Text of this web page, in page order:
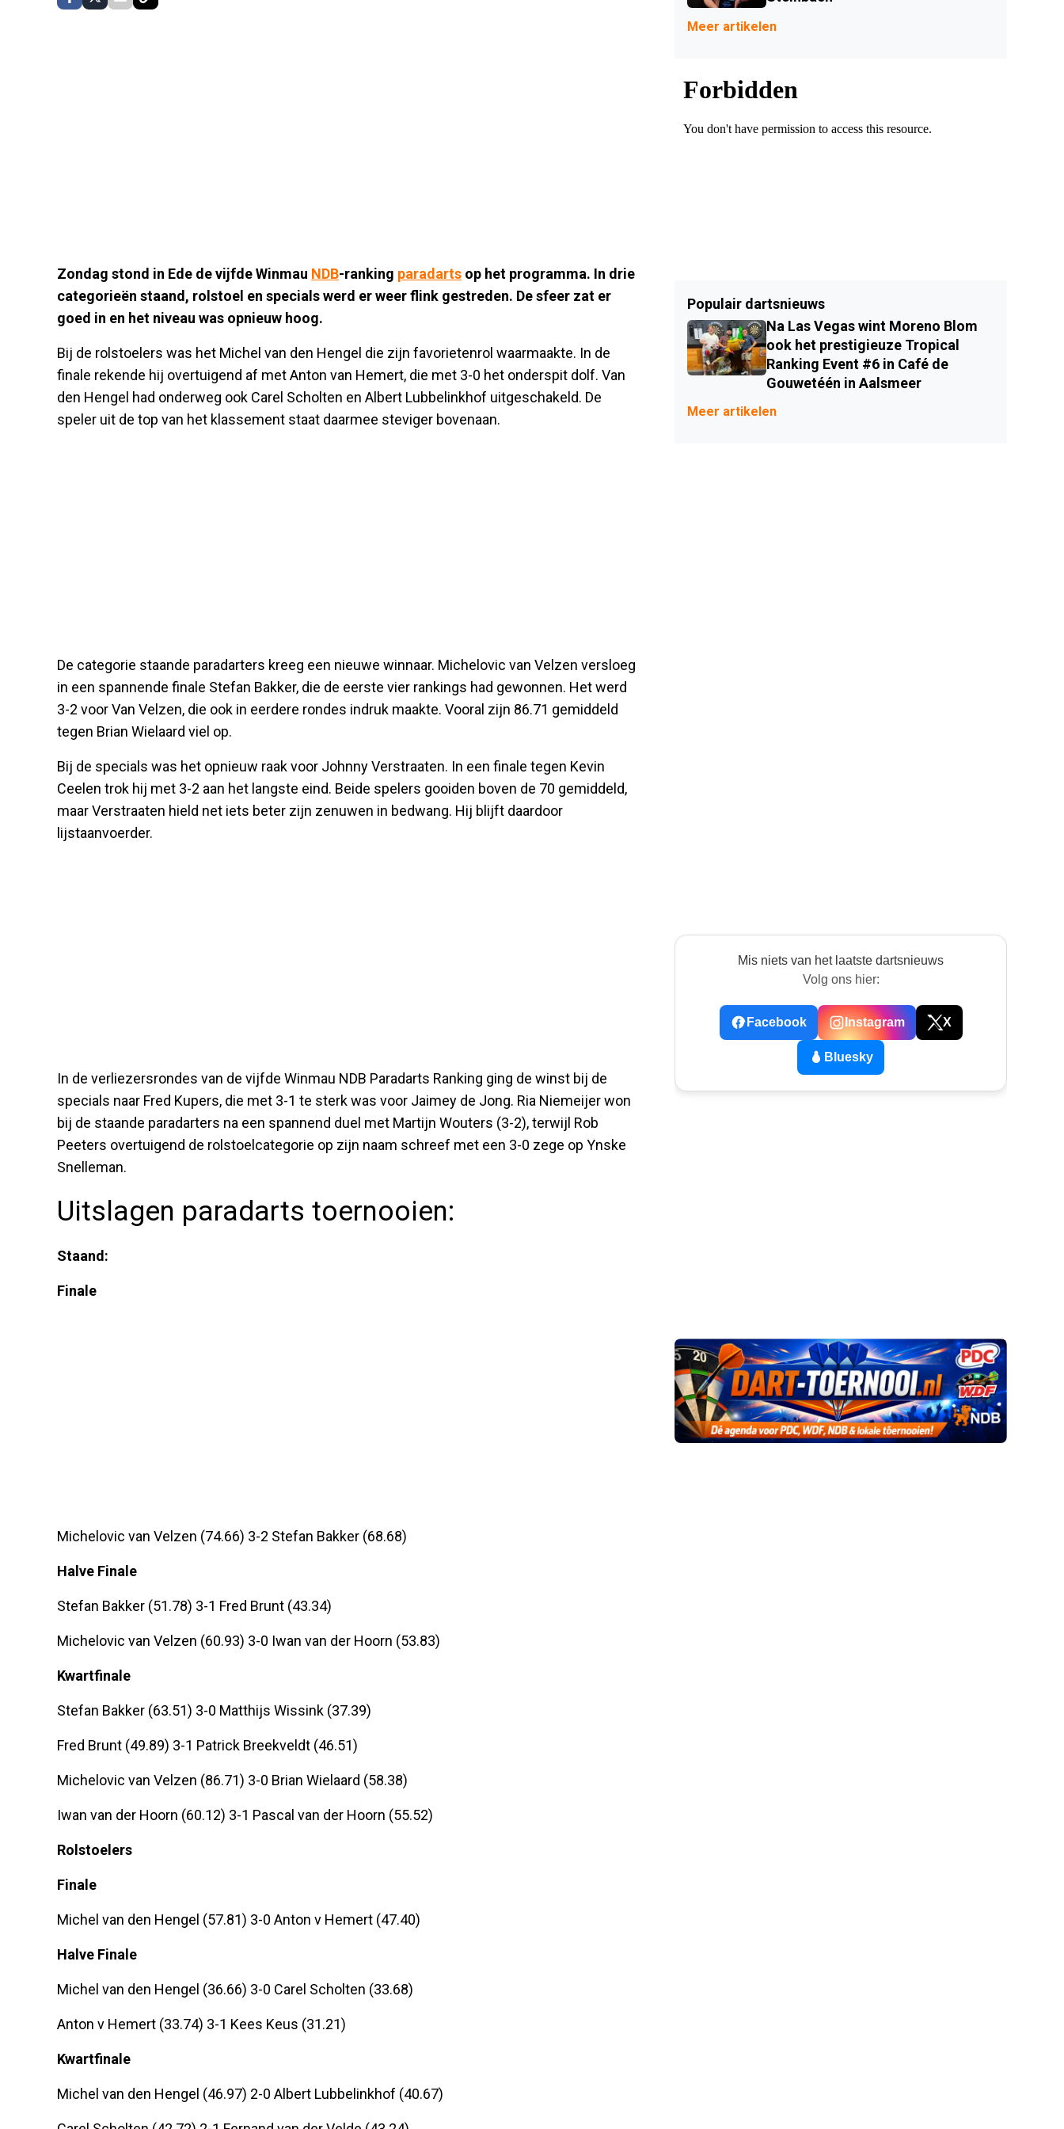
Zondag stond in Ede de vijfde Winmau NDB-ranking paradarts op het programma. In drie
categorieën staand, rolstoel en specials werd er weer flink gestreden. De sfeer zat er
goed in en het niveau was opnieuw hoog.
Bij de rolstoelers was het Michel van den Hengel die zijn favorietenrol waarmaakte. In de
finale rekende hij overtuigend af met Anton van Hemert, die met 3-0 het onderspit dolf. Van
den Hengel had onderweg ook Carel Scholten en Albert Lubbelinkhof uitgeschakeld. De
speler uit de top van het klassement staat daarmee steviger bovenaan.
De categorie staande paradarters kreeg een nieuwe winnaar. Michelovic van Velzen versloeg
in een spannende finale Stefan Bakker, die de eerste vier rankings had gewonnen. Het werd
3-2 voor Van Velzen, die ook in eerdere rondes indruk maakte. Vooral zijn 86.71 gemiddeld
tegen Brian Wielaard viel op.
Bij de specials was het opnieuw raak voor Johnny Verstraaten. In een finale tegen Kevin
Ceelen trok hij met 3-2 aan het langste eind. Beide spelers gooiden boven de 70 gemiddeld,
maar Verstraaten hield net iets beter zijn zenuwen in bedwang. Hij blijft daardoor
lijstaanvoerder.
In de verliezersrondes van de vijfde Winmau NDB Paradarts Ranking ging de winst bij de
specials naar Fred Kupers, die met 3-1 te sterk was voor Jaimey de Jong. Ria Niemeijer won
bij de staande paradarters na een spannend duel met Martijn Wouters (3-2), terwijl Rob
Peeters overtuigend de rolstoelcategorie op zijn naam schreef met een 3-0 zege op Ynske
Snelleman.
Uitslagen paradarts toernooien:
Staand:
Finale
Michelovic van Velzen (74.66) 3-2 Stefan Bakker (68.68)
Halve Finale
Stefan Bakker (51.78) 3-1 Fred Brunt (43.34)
Michelovic van Velzen (60.93) 3-0 Iwan van der Hoorn (53.83)
Kwartfinale
Stefan Bakker (63.51) 3-0 Matthijs Wissink (37.39)
Fred Brunt (49.89) 3-1 Patrick Breekveldt (46.51)
Michelovic van Velzen (86.71) 3-0 Brian Wielaard (58.38)
Iwan van der Hoorn (60.12) 3-1 Pascal van der Hoorn (55.52)
Rolstoelers
Finale
Michel van den Hengel (57.81) 3-0 Anton v Hemert (47.40)
Halve Finale
Michel van den Hengel (36.66) 3-0 Carel Scholten (33.68)
Anton v Hemert (33.74) 3-1 Kees Keus (31.21)
Kwartfinale
Michel van den Hengel (46.97) 2-0 Albert Lubbelinkhof (40.67)
Meer artikelen
Populair dartsnieuws
Na Las Vegas wint Moreno Blom
ook het prestigieuze Tropical
Ranking Event #6 in Café de
Gouwetéén in Aalsmeer
Meer artikelen
Mis niets van het laatste dartsnieuws
Volg ons hier:
Facebook Instagram X
Bluesky